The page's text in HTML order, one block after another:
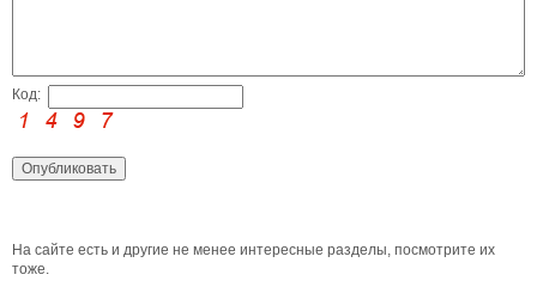
Код:
На сайте есть и другие не менее интересные разделы, посмотрите их
тоже.